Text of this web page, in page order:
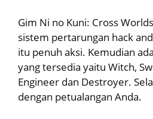
Gim Ni no Kuni: Cross
sistem pertarungan hack
itu penuh aksi. Kemudian
yang tersedia yaitu Witch,
Engineer dan Destroyer.
dengan petualangan Anda.